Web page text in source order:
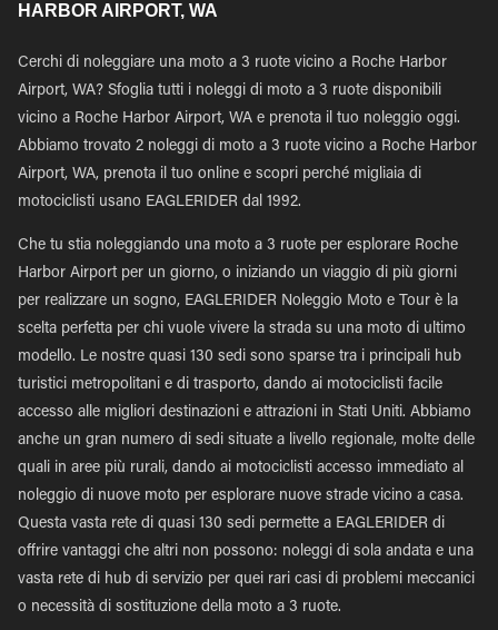
HARBOR AIRPORT, WA
Cerchi di noleggiare una moto a 3 ruote vicino a Roche Harbor
Airport, WA? Sfoglia tutti i noleggi di moto a 3 ruote disponibili
vicino a Roche Harbor Airport, WA e prenota il tuo noleggio oggi.
Abbiamo trovato 2 noleggi di moto a 3 ruote vicino a Roche Harbor
Airport, WA, prenota il tuo online e scopri perché migliaia di
motociclisti usano EAGLERIDER dal 1992.
Che tu stia noleggiando una moto a 3 ruote per esplorare Roche
Harbor Airport per un giorno, o iniziando un viaggio di più giorni
per realizzare un sogno, EAGLERIDER Noleggio Moto e Tour è la
scelta perfetta per chi vuole vivere la strada su una moto di ultimo
modello. Le nostre quasi 130 sedi sono sparse tra i principali hub
turistici metropolitani e di trasporto, dando ai motociclisti facile
accesso alle migliori destinazioni e attrazioni in Stati Uniti. Abbiamo
anche un gran numero di sedi situate a livello regionale, molte delle
quali in aree più rurali, dando ai motociclisti accesso immediato al
noleggio di nuove moto per esplorare nuove strade vicino a casa.
Questa vasta rete di quasi 130 sedi permette a EAGLERIDER di
offrire vantaggi che altri non possono: noleggi di sola andata e una
vasta rete di hub di servizio per quei rari casi di problemi meccanici
o necessità di sostituzione della moto a 3 ruote.